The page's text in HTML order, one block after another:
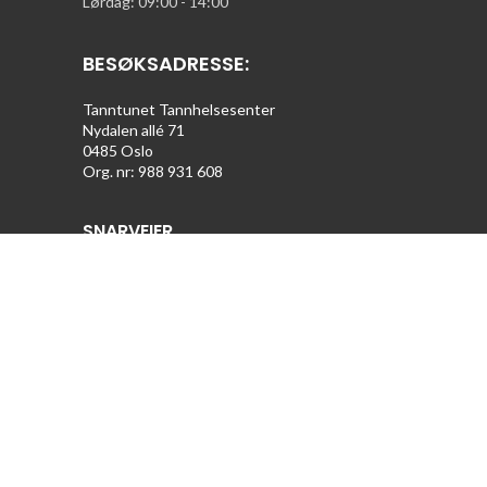
BESØKSADRESSE:
Tanntunet Tannhelsesenter
Nydalen allé 71
0485 Oslo
Org. nr: 988 931 608
SNARVEIER